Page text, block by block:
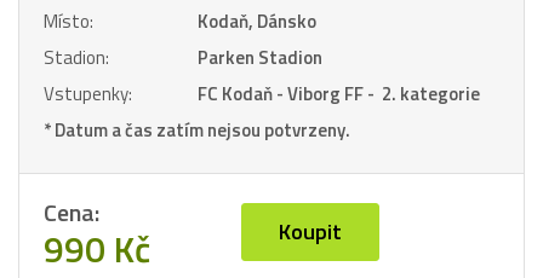
Místo:
Kodaň, Dánsko
Stadion:
Parken Stadion
Vstupenky:
FC Kodaň - Viborg FF - 2. kategorie
* Datum a čas zatím nejsou potvrzeny.
Cena:
990 Kč Koupit